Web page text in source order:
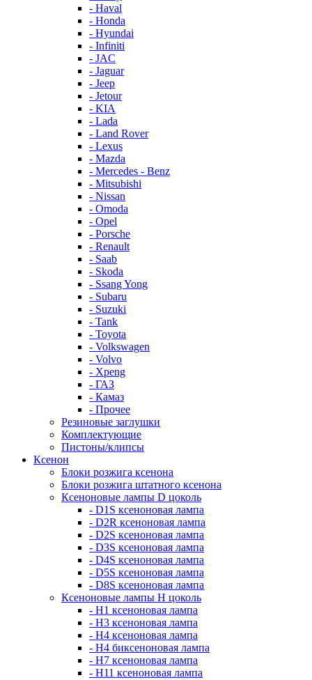
- Haval
- Honda
- Hyundai
- Infiniti
- JAC
- Jaguar
- Jeep
- Jetour
- KIA
- Lada
- Land Rover
- Lexus
- Mazda
- Mercedes - Benz
- Mitsubishi
- Nissan
- Omoda
- Opel
- Porsche
- Renault
- Saab
- Skoda
- Ssang Yong
- Subaru
- Suzuki
- Tank
- Toyota
- Volkswagen
- Volvo
- Xpeng
- ГАЗ
- Камаз
- Прочее
Резиновые заглушки
Комплектующие
Пистоны/клипсы
Ксенон
Блоки розжига ксенона
Блоки розжига штатного ксенона
Ксеноновые лампы D цоколь
- D1S ксеноновая лампа
- D2R ксеноновая лампа
- D2S ксеноновая лампа
- D3S ксеноновая лампа
- D4S ксеноновая лампа
- D5S ксеноновая лампа
- D8S ксеноновая лампа
Ксеноновые лампы Н цоколь
- H1 ксеноновая лампа
- H3 ксеноновая лампа
- H4 ксеноновая лампа
- H4 биксеноновая лампа
- H7 ксеноновая лампа
- H11 ксеноновая лампа